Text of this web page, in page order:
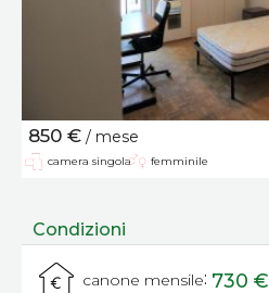
850 € / mese
camera singola femminile
Condizioni
canone mensile: 730 €